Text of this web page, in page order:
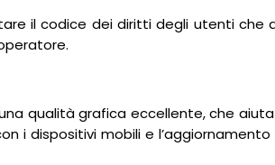
il codice dei diritti degli utenti
qualità grafica eccellente, che
i dispositivi mobili e